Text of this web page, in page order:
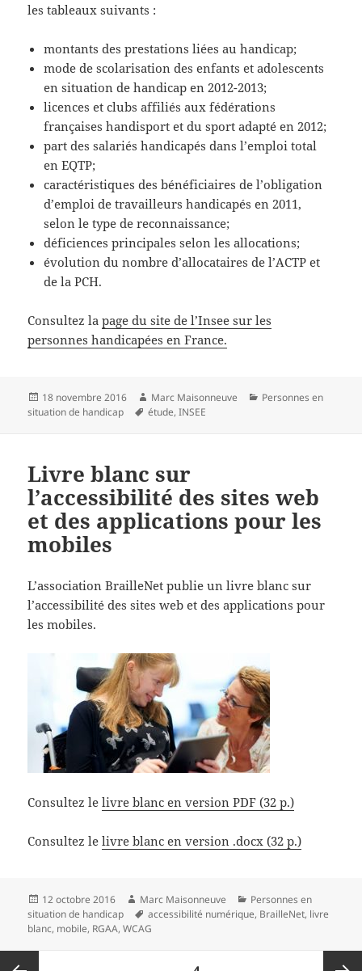
les tableaux suivants :
montants des prestations liées au handicap;
mode de scolarisation des enfants et adolescents
en situation de handicap en 2012-2013;
licences et clubs affiliés aux fédérations
françaises handisport et du sport adapté en 2012;
part des salariés handicapés dans l’emploi total
en EQTP;
caractéristiques des bénéficiaires de l’obligation
d’emploi de travailleurs handicapés en 2011,
selon le type de reconnaissance;
déficiences principales selon les allocations;
évolution du nombre d’allocataires de l’ACTP et
de la PCH.
Consultez lapage du site de l’Insee sur les
personnes handicapées en France.
Publié
le
18 novembre 2016 Auteur
Marc Maisonneuve Catégories
Personnes en
situation de handicap
Mots-
étude,INSEE
Livre blanc sur
l’accessibilité des sites web
et des applications pour les
mobiles
L’association BrailleNet publie un livre blanc sur
l’accessibilité des sites web et des applications pour
les mobiles.
Consultez lelivre blanc en version PDF (32 p.)
Consultez lelivre blanc en version .docx (32 p.)
Publié
le
12 octobre 2016 Auteur
Marc Maisonneuve Catégories
Personnes en
situation de handicap
Mots-
clés
accessibilité numérique, BrailleNet, livre
blanc, mobile, RGAA,WCAG